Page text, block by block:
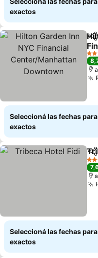
exactos
3
Seleccioná las fechas
exactos
3
Seleccioná las fechas
exactos